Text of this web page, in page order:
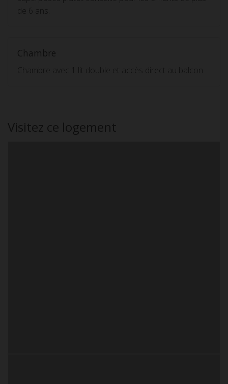
Chambre
Chambre avec 1 lit double et accès direct au balcon
Visitez ce logement